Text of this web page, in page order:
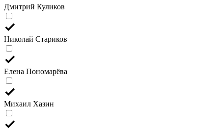
Дмитрий Куликов
Николай Стариков
Елена Пономарёва
Михаил Хазин